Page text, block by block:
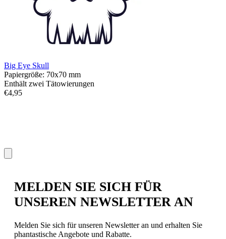
Big Eye Skull
Papiergröße: 70x70 mm
Enthält zwei Tätowierungen
€4,95
MELDEN SIE SICH FÜR
UNSEREN NEWSLETTER AN
Melden Sie sich für unseren Newsletter an und erhalten Sie
phantastische Angebote und Rabatte.